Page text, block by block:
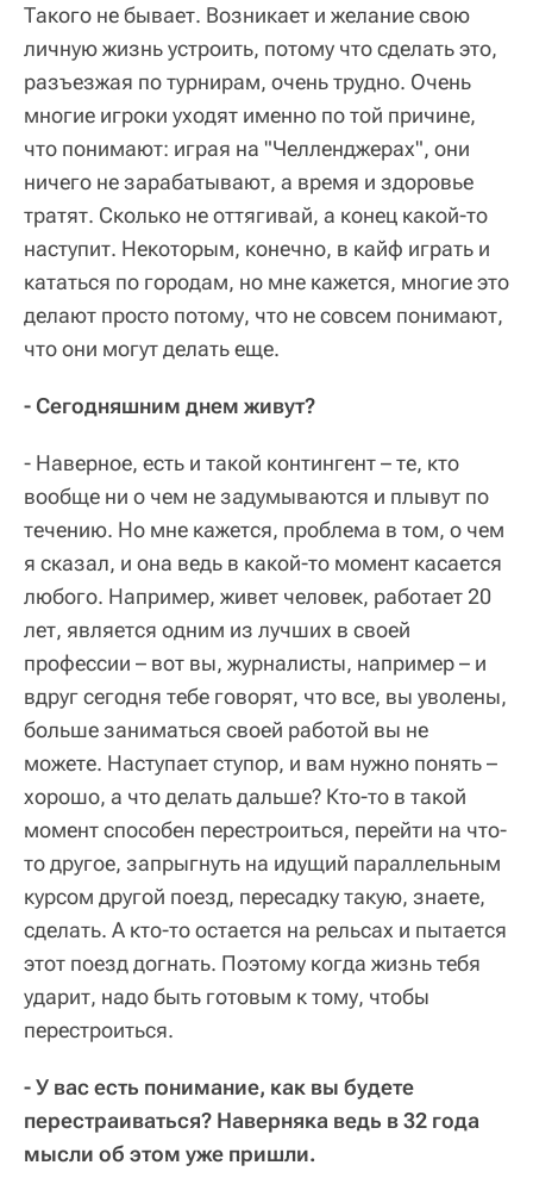
Такого не бывает. Возникает и желание свою
личную жизнь устроить, потому что сделать это,
разъезжая по турнирам, очень трудно. Очень
многие игроки уходят именно по той причине,
что понимают: играя на "Челленджерах", они
ничего не зарабатывают, а время и здоровье
тратят. Сколько не оттягивай, а конец какой-то
наступит. Некоторым, конечно, в кайф играть и
кататься по городам, но мне кажется, многие это
делают просто потому, что не совсем понимают,
что они могут делать еще.
- Сегодняшним днем живут?
- Наверное, есть и такой контингент – те, кто
вообще ни о чем не задумываются и плывут по
течению. Но мне кажется, проблема в том, о чем
я сказал, и она ведь в какой-то момент касается
любого. Например, живет человек, работает 20
лет, является одним из лучших в своей
профессии – вот вы, журналисты, например – и
вдруг сегодня тебе говорят, что все, вы уволены,
больше заниматься своей работой вы не
можете. Наступает ступор, и вам нужно понять –
хорошо, а что делать дальше? Кто-то в такой
момент способен перестроиться, перейти на что-
то другое, запрыгнуть на идущий параллельным
курсом другой поезд, пересадку такую, знаете,
сделать. А кто-то остается на рельсах и пытается
этот поезд догнать. Поэтому когда жизнь тебя
ударит, надо быть готовым к тому, чтобы
перестроиться.
- У вас есть понимание, как вы будете
перестраиваться? Наверняка ведь в 32 года
мысли об этом уже пришли.